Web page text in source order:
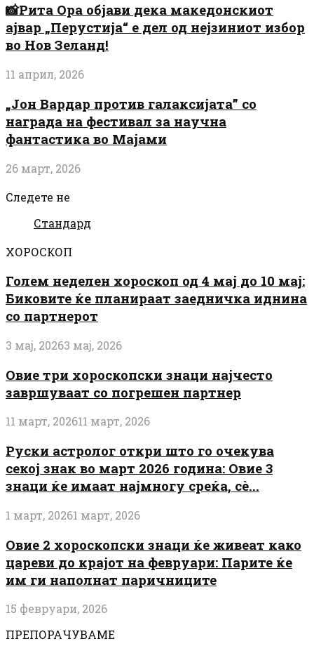
📸Рита Ора објави дека македонскиот
ајвар „Перустија“ е дел од нејзиниот избор
во Нов Зеланд!
11 април, 2026
„Јон Вардар против галаксијата” со
награда на фестивал за научна
фантастика во Мајами
26 март, 2026
Следете не
Стандард
ХОРОСКОП
Голем неделен хороскоп од 4 мај до 10 мај:
Биковите ќе планираат заедничка иднина
со партнерот
3 мај, 20263 мај, 2026
Овие три хороскопски знаци најчесто
завршуваат со погрешен партнер
11 март, 202611 март, 2026
Руски астролог откри што го очекува
секој знак во март 2026 година: Овие 3
знаци ќе имаат најмногу среќа, сè...
1 март, 20261 март, 2026
Овие 2 хороскопски знаци ќе живеат како
цареви до крајот на февруари: Парите ќе
им ги наполнат паричниците
15 февруари, 2026
ПРЕПОРАЧУВАМЕ